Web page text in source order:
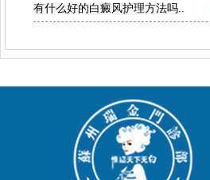
有什么好的白癜风护理方法吗..